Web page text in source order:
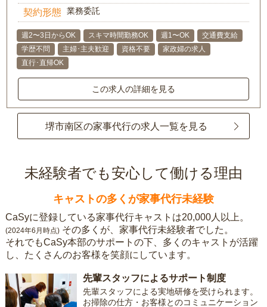
契約形態 業務委託
週2〜3日からOK スキマ時間勤務OK 週1〜OK
交通費支給
学歴不問
主婦･主夫歓迎 資格不要
家政婦の求人
直行･直帰OK
この求人の詳細を見る
堺市南区の家事代行の求人一覧を見る
未経験者でも安心して働ける理由
キャストの多くが家事代行未経験
CaSyに登録している家事代行キャストは20,000人以上。
(2024年6月時点) その多くが、家事代行未経験者でした。
それでもCaSy本部のサポートの下、多くのキャストが活躍
し、たくさんのお客様を笑顔にしています。
先輩スタッフによるサポート制度
先輩スタッフによる実地研修を受けられます。
お掃除の仕方・お客様とのコミュニケーション